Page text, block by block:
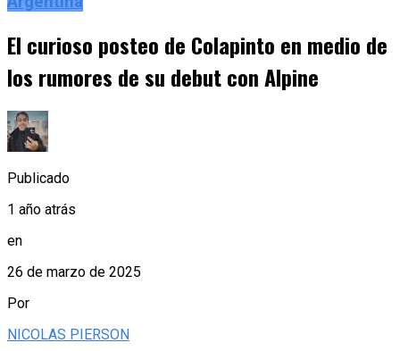
El curioso posteo de Colapinto en medio de
los rumores de su debut con Alpine
Publicado
1 año atrás
en
26 de marzo de 2025
Por
NICOLAS PIERSON